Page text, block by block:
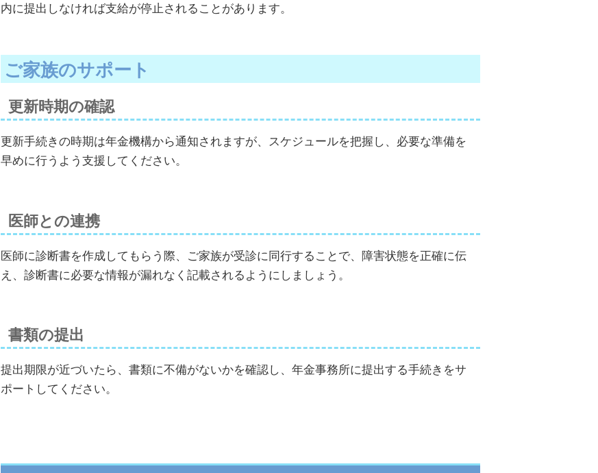
内に提出しなければ支給が停止されることがあります。
ご家族のサポート
更新時期の確認
更新手続きの時期は年金機構から通知されますが、スケジュールを把握し、必要な準備を
早めに行うよう支援してください。
医師との連携
医師に診断書を作成してもらう際、ご家族が受診に同行することで、障害状態を正確に伝
え、診断書に必要な情報が漏れなく記載されるようにしましょう。
書類の提出
提出期限が近づいたら、書類に不備がないかを確認し、年金事務所に提出する手続きをサ
ポートしてください。